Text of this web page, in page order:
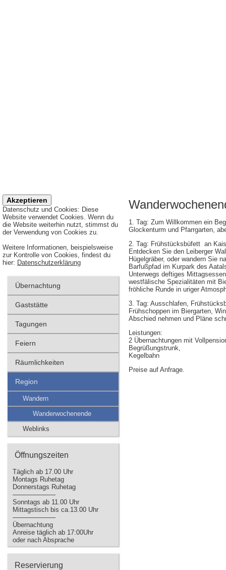
Datenschutz und Cookies: Diese
Website verwendet Cookies. Wenn du
die Website weiterhin nutzt, stimmst du
der Verwendung von Cookies zu.
Weitere Informationen, beispielsweise
zur Kontrolle von Cookies, findest du
hier: Datenschutzerklärung
Übernachtung
Gaststätte
Tagungen
Feiern
Räumlichkeiten
Region
Wandern
Wanderwochenende
Weblinks
Öffnungszeiten
Täglich ab 17.00 Uhr
Montags Ruhetag
Donnerstags Ruhetag
——————–
Sonntags ab 11.00 Uhr
Mittagstisch bis ca.13.00 Uhr
——————–
Übernachtung
Anreise täglich ab 17:00Uhr
oder nach Absprache
Reservierung
1. Tag: Zum Willkommen ein
Glockenturm und Pfarrgarten,
2. Tag: Frühstücksbüfett an
Entdecken Sie den Leiberger
Hügelgräber, oder wandern Sie
Barfußpfad im Kurpark des
Unterwegs deftiges
westfälische Spezialitäten mit
fröhliche Runde in uriger
3. Tag: Ausschlafen,
Frühschoppen im Biergarten,
Abschied nehmen und Pläne
Leistungen:
2 Übernachtungen mit
Begrüßungstrunk,
Kegelbahn
Preise auf Anfrage.